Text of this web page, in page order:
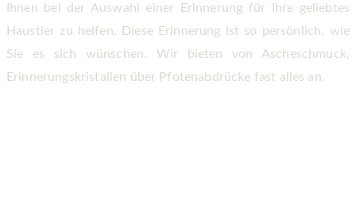
Ihnen bei der Auswahl einer Erinnerung für Ihre geliebtes
Haustier zu helfen. Diese Erinnerung ist so persönlich, wie
Sie es sich wünschen. Wir bieten von Ascheschmuck,
Erinnerungskristallen über Pfotenabdrücke fast alles an.